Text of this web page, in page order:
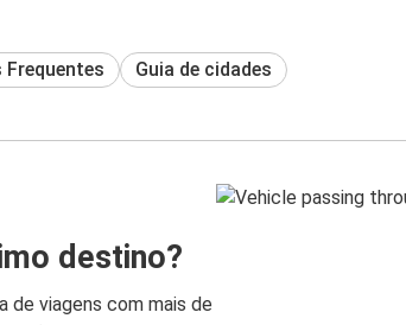
Guia de cidades
destino?
de viagens com mais de